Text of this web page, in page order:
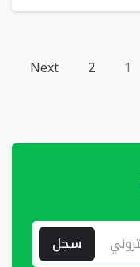
1
2
Next
سجل